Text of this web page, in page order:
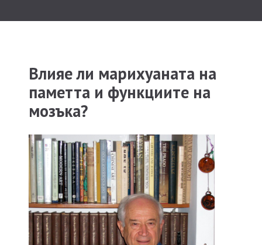
Влияе ли марихуаната на
паметта и функциите на
мозъка?